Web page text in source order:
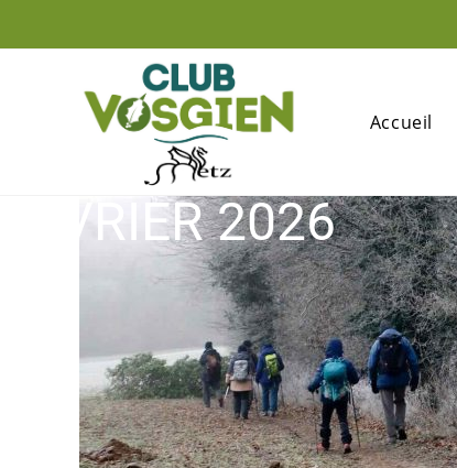
Accueil
FÉVRIER 2026